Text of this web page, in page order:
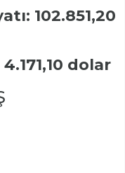
102.851,20
dolar